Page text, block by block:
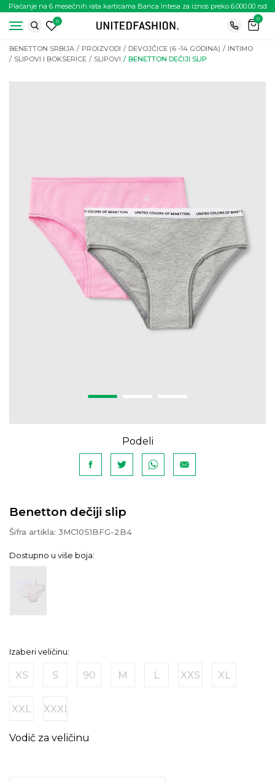
Plaćanje na 6 mesečnih rata karticama Banca Intesa za iznos preko 6.000.00 rsd
0
0
BENETTON SRBIJA PROIZVODI DEVOJČICE (6 -14 GODINA)
INTIMO
SLIPOVI I BOKSERICE
SLIPOVI BENETTON DEČIJI SLIP
Podeli
Benetton dečiji slip
Šifra artikla: 3MC10S1BFG-2B4
Dostupno u više boja:
Izaberi veličinu:
XS S 90 M L XXS XL
XXL XXXL
Vodič za veličinu